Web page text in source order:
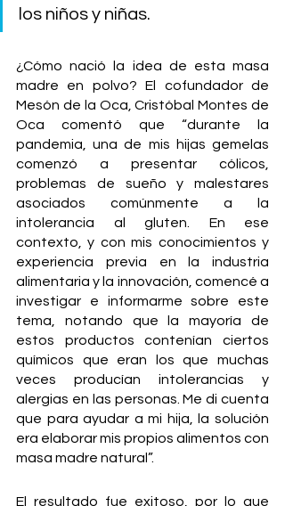
los niños y niñas.
¿Cómo nació la idea de esta masa
madre en polvo? El cofundador de
Mesón de la Oca, Cristóbal Montes de
Oca comentó que “durante la
pandemia, una de mis hijas gemelas
comenzó a presentar cólicos,
problemas de sueño y malestares
asociados comúnmente a la
intolerancia al gluten. En ese
contexto, y con mis conocimientos y
experiencia previa en la industria
alimentaria y la innovación, comencé a
investigar e informarme sobre este
tema, notando que la mayoría de
estos productos contenían ciertos
químicos que eran los que muchas
veces producían intolerancias y
alergias en las personas. Me di cuenta
que para ayudar a mi hija, la solución
era elaborar mis propios alimentos con
masa madre natural”.
El resultado fue exitoso, por lo que